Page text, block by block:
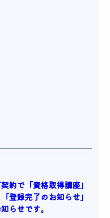
約で「資格取得講座」
登録完了のお知らせ」
らせです。